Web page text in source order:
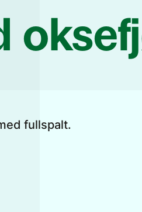
fullspalt.